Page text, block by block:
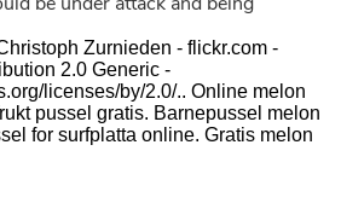
Zurnieden - flickr.com -
2.0 Generic -
licenses/by/2.0/.. Online melon
pussel gratis. Barnepussel melon
for surfplatta online. Gratis melon